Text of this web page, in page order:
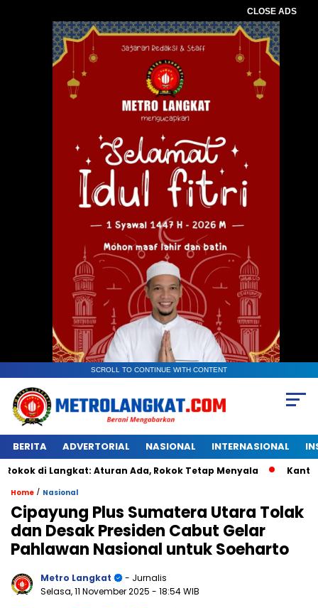
CLOSE ADS
SCROLL TO CONTINUE WITH CONTENT
BERITA ADVERTORIAL NASIONAL INTERNASIONAL
Aturan Ada, Rokok Tetap Menyala Kantongan
Home / Nasional
Cipayung Plus Sumatera Utara Tolak
dan Desak Presiden Cabut Gelar
Pahlawan Nasional untuk Soeharto
Metro Langkat
- Jurnalis
Selasa, 11 November 2025 - 18:54 WIB